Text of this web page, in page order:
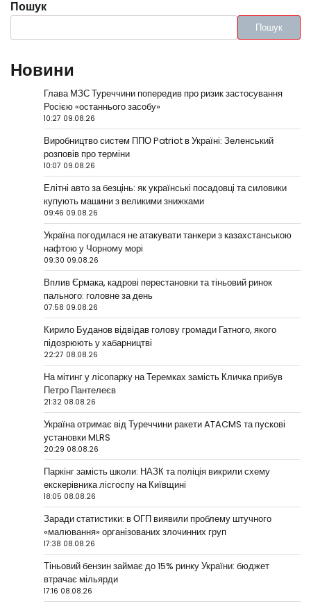
Пошук
Пошук
Новини
Глава МЗС Туреччини попередив про ризик застосування
Росією «останнього засобу»
10:27 09.08.26
Виробництво систем ППО Patriot в Україні: Зеленський
розповів про терміни
10:07 09.08.26
Елітні авто за безцінь: як українські посадовці та силовики
купують машини з великими знижками
09:46 09.08.26
Україна погодилася не атакувати танкери з казахстанською
нафтою у Чорному морі
09:30 09.08.26
Вплив Єрмака, кадрові перестановки та тіньовий ринок
пального: головне за день
07:58 09.08.26
Кирило Буданов відвідав голову громади Гатного, якого
підозрюють у хабарництві
22:27 08.08.26
На мітинг у лісопарку на Теремках замість Кличка прибув
Петро Пантелеєв
21:32 08.08.26
Україна отримає від Туреччини ракети ATACMS та пускові
установки MLRS
20:29 08.08.26
Паркінг замість школи: НАЗК та поліція викрили схему
екскерівника лісгоспу на Київщині
18:05 08.08.26
Заради статистики: в ОГП виявили проблему штучного
«малювання» організованих злочинних груп
17:38 08.08.26
Тіньовий бензин займає до 15% ринку України: бюджет
втрачає мільярди
17:16 08.08.26